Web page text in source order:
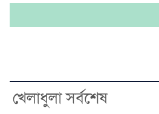
খেলাধুলা সর্বশেষ